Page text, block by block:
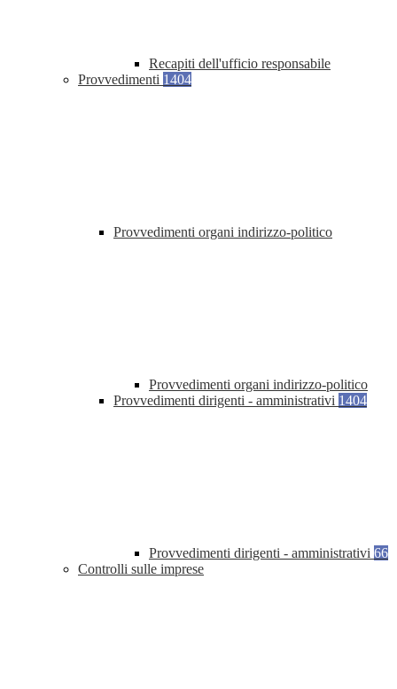
Recapiti dell'ufficio responsabile
Provvedimenti 1404
Provvedimenti organi indirizzo-politico
Provvedimenti organi indirizzo-politico
Provvedimenti dirigenti - amministrativi 1404
Provvedimenti dirigenti - amministrativi 66
Controlli sulle imprese